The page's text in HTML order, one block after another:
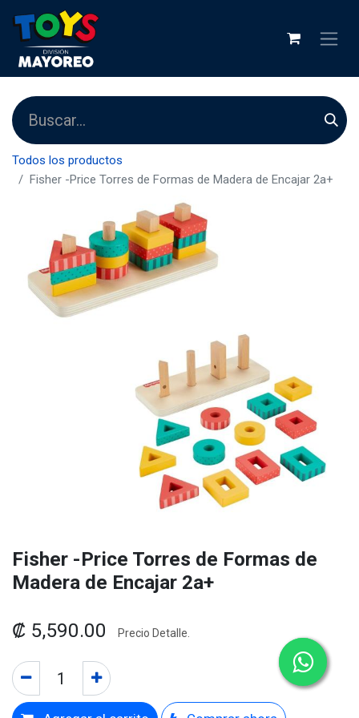
Todos los productos
Fisher -Price Torres de Formas de Madera de Encajar 2a+
Fisher -Price Torres de Formas de
Madera de Encajar 2a+
₡ 5,590.00 Precio Detalle.